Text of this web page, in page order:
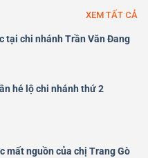
XEM TẤT CẢ
tại chi nhánh Trần Văn Đang
hé lộ chi nhánh thứ 2
mất nguồn của chị Trang Gò